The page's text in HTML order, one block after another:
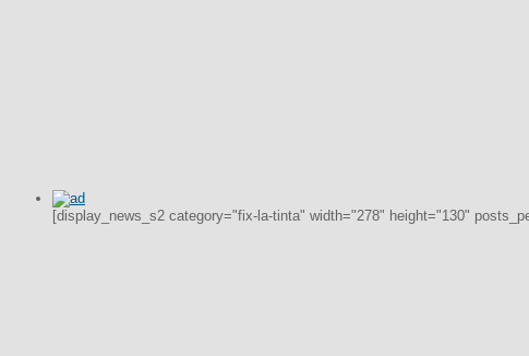
[display_news_s2 category="fix-la-tinta" width="278" height="130"